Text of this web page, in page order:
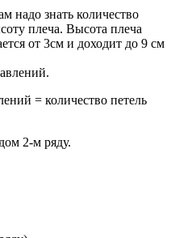
надо знать количество
плеча. Высота плеча
от 3см и доходит до 9 см
= количество петель
2-м ряду.